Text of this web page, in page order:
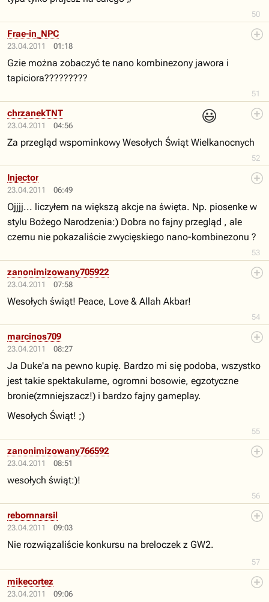
50
23.04.2011 01:18
51
Frae-in_NPC
Gzie można zobaczyć te nano kombinezony jawora i
tapiciora?????????
23.04.2011 04:56
😃
52
chrzanekTNT
Za przegląd wspominkowy Wesołych Świąt Wielkanocnych
23.04.2011 06:49
53
Injector
Ojjjj... liczyłem na większą akcje na święta. Np. piosenke w
stylu Bożego Narodzenia:) Dobra no fajny przegląd , ale
czemu nie pokazaliście zwycięskiego nano-kombinezonu ?
23.04.2011 07:58
54
zanonimizowany705922
Wesołych świąt! Peace, Love & Allah Akbar!
23.04.2011 08:27
55
marcinos709
Ja Duke'a na pewno kupię. Bardzo mi się podoba, wszystko
jest takie spektakularne, ogromni bosowie, egzotyczne
bronie(zmniejszacz!) i bardzo fajny gameplay.
Wesołych Świąt! ;)
23.04.2011 08:51
56
zanonimizowany766592
wesołych świąt:)!
23.04.2011 09:03
57
rebornnarsil
Nie rozwiązaliście konkursu na breloczek z GW2.
23.04.2011 09:06
mikecortez